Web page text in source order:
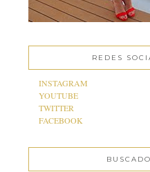
REDES
INSTAGRAM
YOUTUBE
TWITTER
FACEBOOK